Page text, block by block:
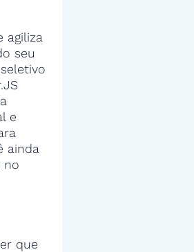
agiliza
seu
e
ainda
no
que